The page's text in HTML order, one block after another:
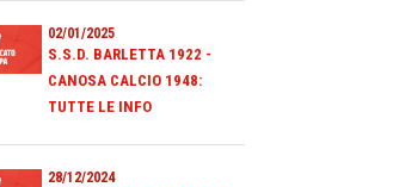
02/01/2025
S.S.D. BARLETTA 1922 -
CANOSA CALCIO 1948:
TUTTE LE INFO
28/12/2024